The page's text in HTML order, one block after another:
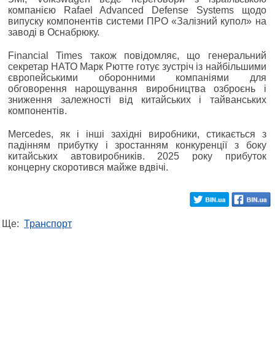
компанією Rafael Advanced Defense Systems щодо
випуску компонентів системи ПРО «Залізний купол» на
заводі в Оснабрюку.
Financial Times також повідомляє, що генеральний
секретар НАТО Марк Рютте готує зустріч із найбільшими
європейськими оборонними компаніями для
обговорення нарощування виробництва озброєнь і
зниження залежності від китайських і тайванських
компонентів.
Mercedes, як і інші західні виробники, стикається з
падінням прибутку і зростанням конкуренції з боку
китайських автовиробників. 2025 року прибуток
концерну скоротився майже вдвічі.
Ще: Транспорт